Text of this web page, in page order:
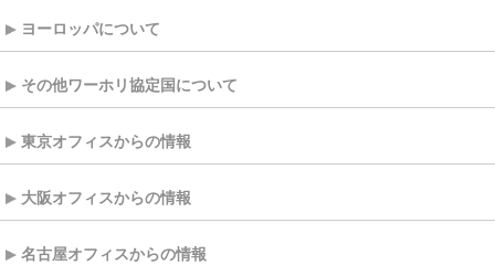
ヨーロッパについて
その他ワーホリ協定国について
東京オフィスからの情報
大阪オフィスからの情報
名古屋オフィスからの情報